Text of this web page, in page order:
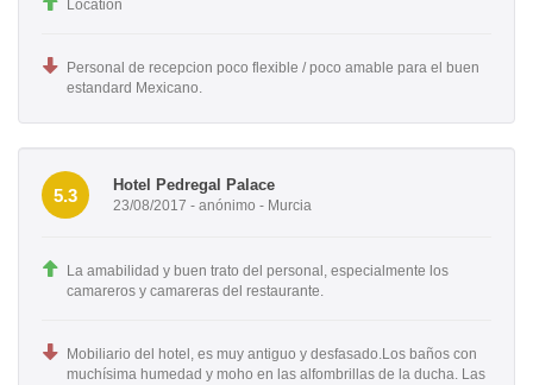
Location
Personal de recepcion poco flexible / poco amable para el buen
estandard Mexicano.
5.3
Hotel Pedregal Palace
23/08/2017 - anónimo - Murcia
La amabilidad y buen trato del personal, especialmente los
camareros y camareras del restaurante.
Mobiliario del hotel, es muy antiguo y desfasado.Los baños con
muchísima humedad y moho en las alfombrillas de la ducha. Las